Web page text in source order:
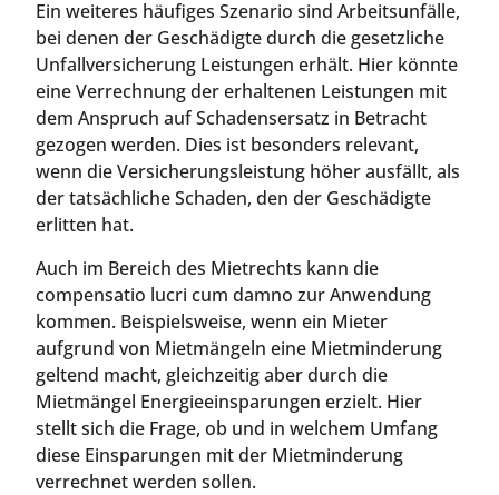
Ein weiteres häufiges Szenario sind Arbeitsunfälle,
bei denen der Geschädigte durch die gesetzliche
Unfallversicherung Leistungen erhält. Hier könnte
eine Verrechnung der erhaltenen Leistungen mit
dem Anspruch auf Schadensersatz in Betracht
gezogen werden. Dies ist besonders relevant,
wenn die Versicherungsleistung höher ausfällt, als
der tatsächliche Schaden, den der Geschädigte
erlitten hat.
Auch im Bereich des Mietrechts kann die
compensatio lucri cum damno zur Anwendung
kommen. Beispielsweise, wenn ein Mieter
aufgrund von Mietmängeln eine Mietminderung
geltend macht, gleichzeitig aber durch die
Mietmängel Energieeinsparungen erzielt. Hier
stellt sich die Frage, ob und in welchem Umfang
diese Einsparungen mit der Mietminderung
verrechnet werden sollen.